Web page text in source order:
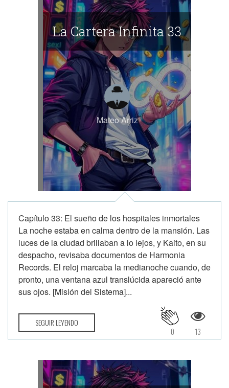
La Cartera Infinita 33
Mateo Arriz
Capítulo 33: El sueño de los hospitales inmortales
La noche estaba en calma dentro de la mansión. Las
luces de la ciudad brillaban a lo lejos, y Kaito, en su
despacho, revisaba documentos de Harmonia
Records. El reloj marcaba la medianoche cuando, de
pronto, una ventana azul translúcida apareció ante
sus ojos. [Misión del Sistema]...
SEGUIR LEYENDO
13
0